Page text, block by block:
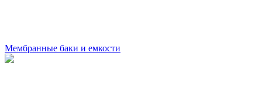
Мембранные баки и емкости